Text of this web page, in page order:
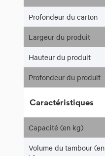
Profondeur du carton
Largeur du produit
Hauteur du produit
Profondeur du produit
Caractéristiques
Capacité (en kg)
Volume du tambour (en